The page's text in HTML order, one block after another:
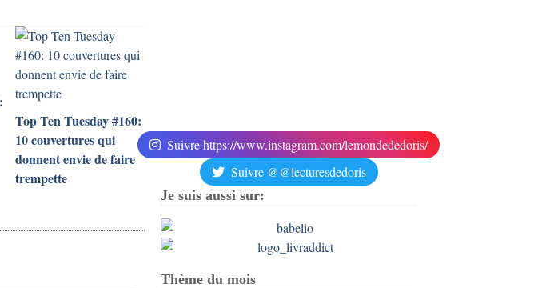
Top Ten Tuesday #160:
10 couvertures qui
donnent envie de faire
trempette
Suivre https://www.instagram.com/lemondededoris/
Suivre @@lecturesdedoris
Je suis aussi sur:
Thème du mois